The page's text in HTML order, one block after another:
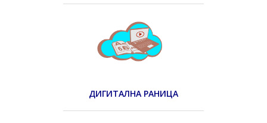
ДИГИТАЛНА РАНИЦА